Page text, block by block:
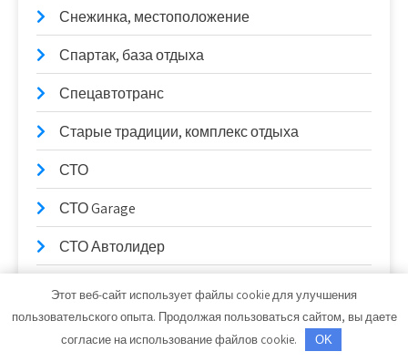
Снежинка, местоположение
Спартак, база отдыха
Спецавтотранс
Старые традиции, комплекс отдыха
СТО
СТО Garage
СТО Автолидер
СТО Трембачева
Этот веб-сайт использует файлы cookie для улучшения
пользовательского опыта. Продолжая пользоваться сайтом, вы даете
согласие на использование файлов cookie.
OK